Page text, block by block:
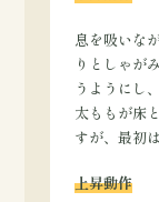
息を吸いな
りとしゃが
うようにし
太ももが床
すが、最初
上昇動作